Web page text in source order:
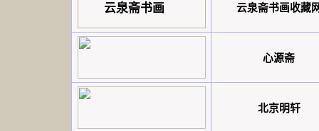
云泉斋书画 云泉斋书画收藏
心源斋
北京明轩